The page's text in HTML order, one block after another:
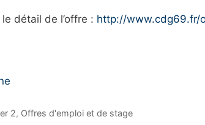
détail de l’offre : http://www.cdg69.fr/
2, Offres d'emploi et de stage